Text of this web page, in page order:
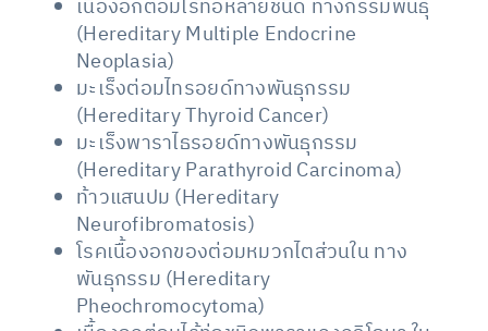
เนื้องอกต่อมไร้ท่อหลายชนิด ทางกรรมพันธุ์
(Hereditary Multiple Endocrine
Neoplasia)
มะเร็งต่อมไทรอยด์ทางพันธุกรรม
(Hereditary Thyroid Cancer)
มะเร็งพาราไธรอยด์ทางพันธุกรรม
(Hereditary Parathyroid Carcinoma)
ท้าวแสนปม (Hereditary
Neurofibromatosis)
โรคเนื้องอกของต่อมหมวกไตส่วนใน ทาง
พันธุกรรม (Hereditary
Pheochromocytoma)